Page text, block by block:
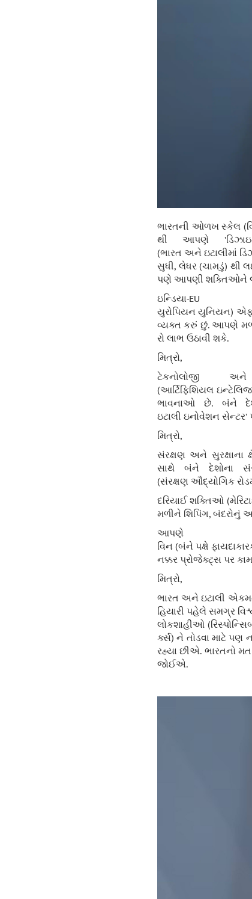
ભારતની ઓળખ સ્કેલ
થી આપણે
(ભારત અને ઇટાલીમાં
સુધી, લેધર (ચામડું) થી
પણે આપણી શક્તિઓને
યુરોપિયન યુનિયન)
વ્યક્ત કરું છું. આપણે
રો લાભ ઉઠાવી શકે.
મિત્રો,
ટેકનોલોજી
(આર્ટિફિશિયલ
ભાવનાઓ છે. બંને
ઇટાલી ઇનોવેશન સેન્ટર'
મિત્રો,
સંરક્ષણ અને સુરક્ષાના
સાથે બંને દેશોના
(સંરક્ષણ ઔદ્યોગિક
દરિયાઈ શક્તિઓ
મળીને શિપિંગ, બંદરોનું
વિન (બંને પક્ષે
નક્કર પ્રોજેક્ટ્સ પર
મિત્રો,
ભારત અને ઇટાલી
હિયારી પહેલે સમગ્ર
લોકશાહીઓ
ર્ક્સ) ને તોડવા માટે
રહ્યા છીએ. ભારતનો
જોઈએ.